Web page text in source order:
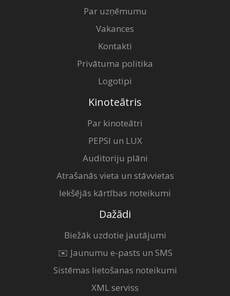
Par uzņēmumu
Vakances
Kontakti
Privātuma politika
Logotipi
Kinoteātris
Par kinoteātri
PEPSI un LUX
Auditoriju plāni
Atrašanās vieta un stāvvietas
Iekšējās kārtības noteikumi
Dažādi
Biežāk uzdotie jautājumi
✉️ Jaunumu e-pasts un SMS
Sistēmas lietošanas noteikumi
XML serviss